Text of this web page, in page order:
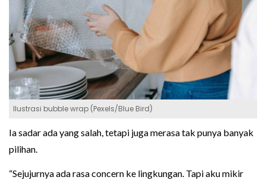
Ilustrasi bubble wrap (Pexels/Blue Bird)
Ia sadar ada yang salah, tetapi juga merasa tak punya banyak
pilihan.
“Sejujurnya ada rasa concern ke lingkungan. Tapi aku mikir